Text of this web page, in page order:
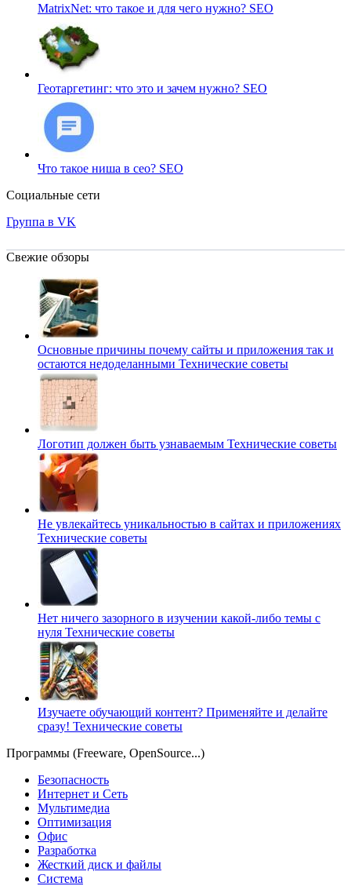
MatrixNet: что такое и для чего нужно? SEO
Геотаргетинг: что это и зачем нужно? SEO
Что такое ниша в сео? SEO
Социальные сети
Группа в VK
Свежие обзоры
Основные причины почему сайты и приложения так и
остаются недоделанными Технические советы
Логотип должен быть узнаваемым Технические советы
Не увлекайтесь уникальностью в сайтах и приложениях
Технические советы
Нет ничего зазорного в изучении какой-либо темы с
нуля Технические советы
Изучаете обучающий контент? Применяйте и делайте
сразу! Технические советы
Программы (Freeware, OpenSource...)
Безопасность
Интернет и Сеть
Мультимедиа
Оптимизация
Офис
Разработка
Жесткий диск и файлы
Система